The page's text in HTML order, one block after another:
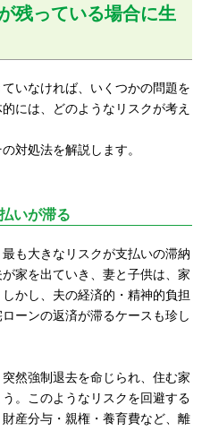
残っている場合に生
いなければ、いくつかの問題を
には、どのようなリスクが考え
対処法を解説します。
いが滞る
も大きなリスクが支払いの滞納
家を出ていき、妻と子供は、家
かし、夫の経済的・精神的負担
ーンの返済が滞るケースも珍し
然強制退去を命じられ、住む家
。このようなリスクを回避する
産分与・親権・養育費など、離